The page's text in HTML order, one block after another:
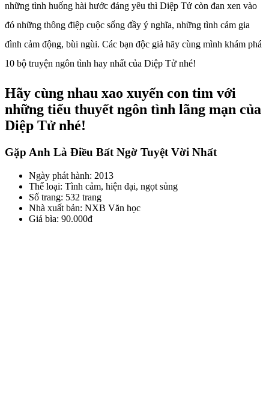
những tình huống hài hước đáng yêu thì Diệp Tử còn đan xen vào
đó những thông điệp cuộc sống đầy ý nghĩa, những tình cảm gia
đình cảm động, bùi ngùi. Các bạn độc giả hãy cùng mình khám phá
10 bộ truyện ngôn tình hay nhất của Diệp Tử nhé!
Hãy cùng nhau xao xuyến con tim với
những tiểu thuyết ngôn tình lãng mạn của
Diệp Tử nhé!
Gặp Anh Là Điều Bất Ngờ Tuyệt Vời Nhất
Ngày phát hành: 2013
Thể loại: Tình cảm, hiện đại, ngọt sủng
Số trang: 532 trang
Nhà xuất bản: NXB Văn học
Giá bìa: 90.000đ